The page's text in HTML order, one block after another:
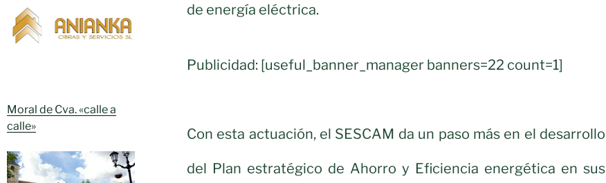
Moral de Cva. «calle a
calle»
de energía eléctrica.
Publicidad: [useful_banner_manager banners=22 count=1]
Con esta actuación, el SESCAM da un paso más en el desarrollo
del Plan estratégico de Ahorro y Eficiencia energética en sus